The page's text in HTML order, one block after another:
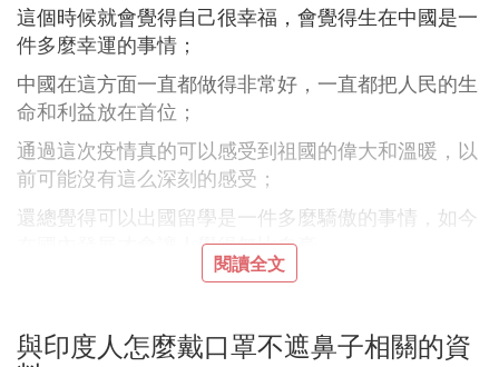
這個時候就會覺得自己很幸福，會覺得生在中國是一
件多麼幸運的事情；
中國在這方面一直都做得非常好，一直都把人民的生
命和利益放在首位；
通過這次疫情真的可以感受到祖國的偉大和溫暖，以
前可能沒有這么深刻的感受；
還總覺得可以出國留學是一件多麼驕傲的事情，如今
在國內發展才會讓人覺得無比自豪。
們為什麼如此不注重疫情防控
閱讀全文
與印度人怎麼戴口罩不遮鼻子相關的資